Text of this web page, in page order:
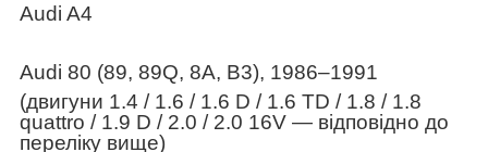
Audi A4
Audi 80 (89, 89Q, 8A, B3), 1986–1991
(двигуни 1.4 / 1.6 / 1.6 D / 1.6 TD / 1.8 / 1.8
quattro / 1.9 D / 2.0 / 2.0 16V — відповідно до
переліку вище)